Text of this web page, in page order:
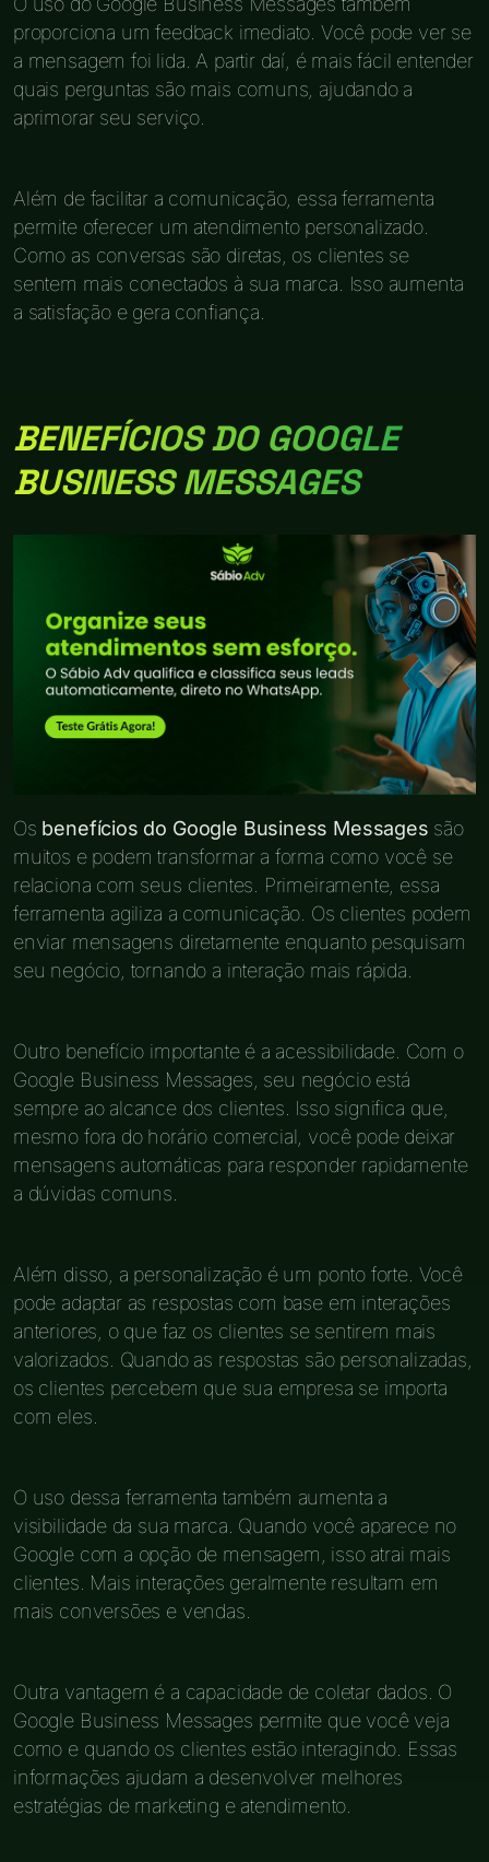
proporciona um feedback imediato. Você pode ver se
a mensagem foi lida. A partir daí, é mais fácil entender
quais perguntas são mais comuns, ajudando a
aprimorar seu serviço.
Além de facilitar a comunicação, essa ferramenta
permite oferecer um atendimento personalizado.
Como as conversas são diretas, os clientes se
sentem mais conectados à sua marca. Isso aumenta
a satisfação e gera confiança.
BENEFÍCIOS DO GOOGLE
BUSINESS MESSAGES
Os benefícios do Google Business Messages são
muitos e podem transformar a forma como você se
relaciona com seus clientes. Primeiramente, essa
ferramenta agiliza a comunicação. Os clientes podem
enviar mensagens diretamente enquanto pesquisam
seu negócio, tornando a interação mais rápida.
Outro benefício importante é a acessibilidade. Com o
Google Business Messages, seu negócio está
sempre ao alcance dos clientes. Isso significa que,
mesmo fora do horário comercial, você pode deixar
mensagens automáticas para responder rapidamente
a dúvidas comuns.
Além disso, a personalização é um ponto forte. Você
pode adaptar as respostas com base em interações
anteriores, o que faz os clientes se sentirem mais
valorizados. Quando as respostas são personalizadas,
os clientes percebem que sua empresa se importa
com eles.
O uso dessa ferramenta também aumenta a
visibilidade da sua marca. Quando você aparece no
Google com a opção de mensagem, isso atrai mais
clientes. Mais interações geralmente resultam em
mais conversões e vendas.
Outra vantagem é a capacidade de coletar dados. O
Google Business Messages permite que você veja
como e quando os clientes estão interagindo. Essas
informações ajudam a desenvolver melhores
estratégias de marketing e atendimento.